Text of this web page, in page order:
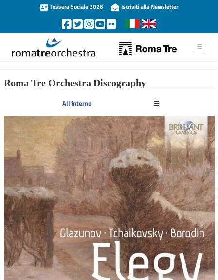
Tessera Sociale 2026 Iscriviti alla Newsletter
Roma Tre Orchestra Discography
All'interno